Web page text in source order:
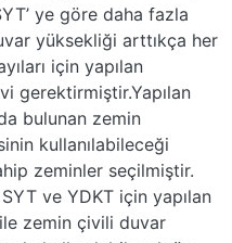
ye göre daha fazla
yüksekliği arttıkça her
için yapılan
gerektirmiştir.Yapılan
bulunan zemin
kullanılabileceği
zeminler seçilmiştir.
ve YDKT için yapılan
zemin çivili duvar